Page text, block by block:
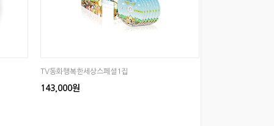
TV동화행복한세상스페셜1집
143,000원